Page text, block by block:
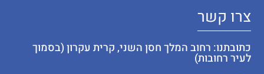
צרו קשר
כתובתנו: רחוב המלך חסן השני, קרית עקרון (בסמוך
לעיר רחובות)